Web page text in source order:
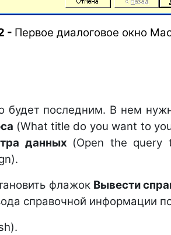
- Первое диалоговое окно
последним. В нем
(What title do you want to
данных (Open the query
флажок Вывести
справочной информации